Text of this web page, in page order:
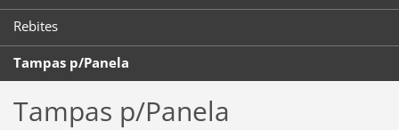
Rebites
Tampas p/Panela
Tampas p/Panela